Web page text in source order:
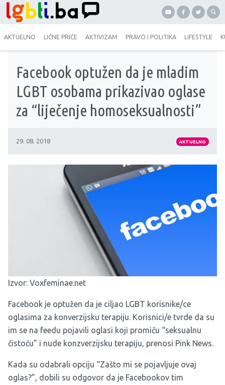
AKTUELNO LIČNE PRIČE AKTIVIZAM PRAVO I POLITIKA LIFESTYLE
Facebook optužen da je mladim
LGBT osobama prikazivao oglase
za “liječenje homoseksualnosti”
29. 08. 2018 AKTUELNO
Izvor: Voxfeminae.net
Facebook je optužen da je ciljao LGBT korisnike/ce
oglasima za konverzijsku terapiju. Korisnici/e tvrde da su
im se na feedu pojavili oglasi koji promiču “seksualnu
čistoću” i nude konzverzijsku terapiju, prenosi Pink News.
Kada su odabrali opciju “Zašto mi se pojavljuje ovaj
oglas?”, dobili su odgovor da je Facebookov tim